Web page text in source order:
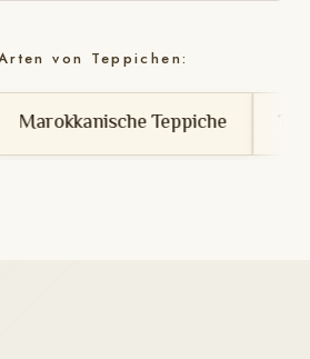
von Teppichen:
Teppiche Tunesische